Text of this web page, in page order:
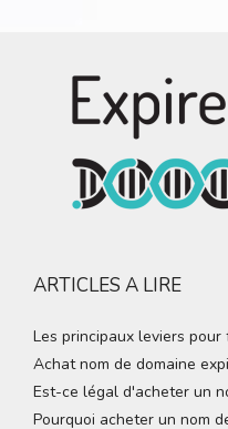
ARTICLES A LIRE
Les principaux leviers
Achat nom de domaine
Est-ce légal d'acheter un
Pourquoi acheter un nom